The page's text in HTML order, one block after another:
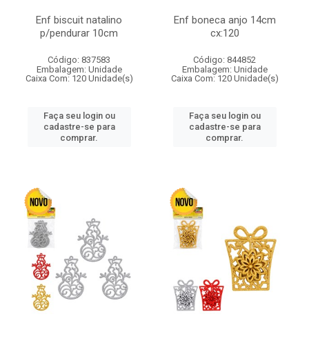
Enf biscuit natalino
p/pendurar 10cm
Código: 837583
Embalagem: Unidade
Caixa Com: 120 Unidade(s)
Faça seu login ou
cadastre-se para
comprar.
Enf boneca anjo 14cm
cx:120
Código: 844852
Embalagem: Unidade
Caixa Com: 120 Unidade(s)
Faça seu login ou
cadastre-se para
comprar.